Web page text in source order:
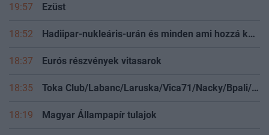
19:57 Ezüst
18:52 Hadiipar-nukleáris-urán és minden ami hozzá kapcsolódik
18:37 Eurós részvények vitasarok
18:35 Toka Club/Labanc/Laruska/Vica71/Nacky/Bpali/Oldrider/Josefernando/Mcbull/Kawaszabi
18:19 Magyar Állampapír tulajok